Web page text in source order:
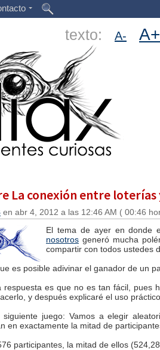
texto: A- A+
La conexión entre
en abr 4, 2012 a las 12:46 AM ( 00:46
El tema de ayer en donde
nosotros generó mucha
compartir con todos ustedes
es posible adivinar el ganador de un
respuesta es que no es tan fácil,
y después explicaré el uso
juego: Vamos a elegir
en exactamente la mitad de
participantes, la mitad de ellos